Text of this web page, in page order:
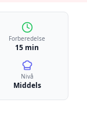
Forberedelse
15 min
Nivå
Middels